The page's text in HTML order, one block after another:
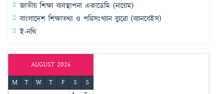
জাতীয় শিক্ষা ব্যবস্থাপনা একাডেমি (নায়েম)
বাংলাদেশ শিক্ষাতথ্য ও পরিসংখ্যান ব্যুরো (ব্যানবেইস)
ই-নথি
AUGUST 2026
M
T W T F S
S